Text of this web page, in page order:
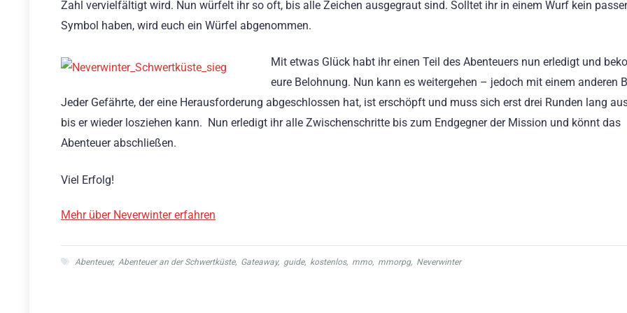
Zahl vervielfältigt wird. Nun würfelt ihr so oft, bis alle Zeichen ausgegraut sind. Solltet ihr in einem Wurf kein
Symbol haben, wird euch ein Würfel abgenommen.
Mit etwas Glück habt ihr einen Teil des Abenteuers nun erledigt und
eure Belohnung. Nun kann es weitergehen – jedoch mit einem anderen
Jeder Gefährte, der eine Herausforderung abgeschlossen hat, ist erschöpft und muss sich erst drei Runden lang
bis er wieder losziehen kann. Nun erledigt ihr alle Zwischenschritte bis zum Endgegner der Mission und könnt das
Abenteuer abschließen.
Viel Erfolg!
Mehr über Neverwinter erfahren
Abenteuer, Abenteuer an der Schwertküste, Gateaway, guide, kostenlos, mmo, mmorpg, Neverwinter